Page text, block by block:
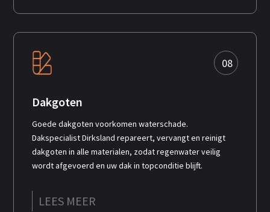
08
Dakgoten
Goede dakgoten voorkomen waterschade.
Dakspecialist Dirksland repareert, vervangt en reinigt
dakgoten in alle materialen, zodat regenwater veilig
wordt afgevoerd en uw dak in topconditie blijft.
LEES MEER